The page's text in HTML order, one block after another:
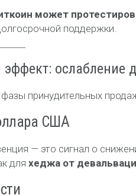
может
поддержки.
ослабление
принудительных
США
— это сигнал о
для хеджа от